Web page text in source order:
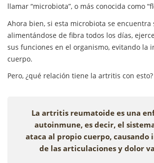
llamar “microbiota”, o más conocida como
Ahora bien, si esta microbiota se encuentra
alimentándose de fibra todos los días,
sus funciones en el organismo, evitando la
cuerpo.
Pero, ¿qué relación tiene la artritis con esto?
La artritis reumatoide es una
autoinmune, es decir, el
ataca al propio cuerpo, causando
de las articulaciones y dolor